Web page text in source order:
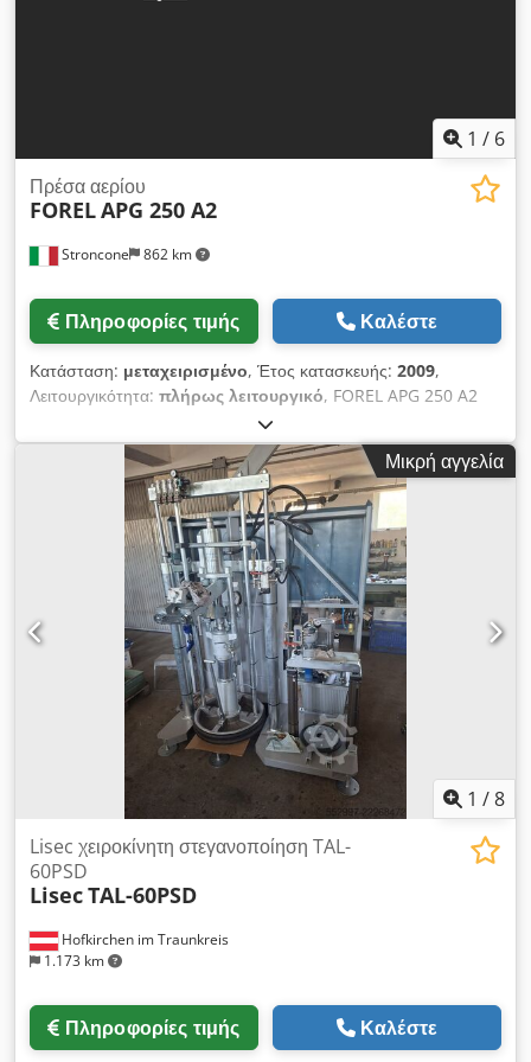
1 / 6
Stroncone 862 km
Πρέσα αερίου
FORELAPG 250 A2
Πληροφορίες τιμής Καλέστε
Κατάσταση: μεταχειρισμένο, Έτος κατασκευής: 2009,
Λειτουργικότητα: πλήρως λειτουργικό, FOREL APG 250 A2
(2009) Μηχανή συμπίεσης αερίου Dcodjzi Srnspfx Agtok
Μέγιστες διαστάσεις 2500x4500 mm Ελάχιστες διαστάσεις
190x320 mm Μέγιστο χειροκίνητο άνοιγμα 69 mm Ροή αερίου
1.500 Nl/λεπτό Συμπιεσμένος αέρας 800 Nl/λεπτό, 6 bar
Ισχύς 6 kW Θερμικός διακόπτης 25 A
Μικρή αγγελία
1 /8
Hofkirchen im Traunkreis
1.173 km
Lisec χειροκίνητη στεγανοποίηση TAL-
60PSD
LisecTAL-60PSD
Πληροφορίες τιμής Καλέστε